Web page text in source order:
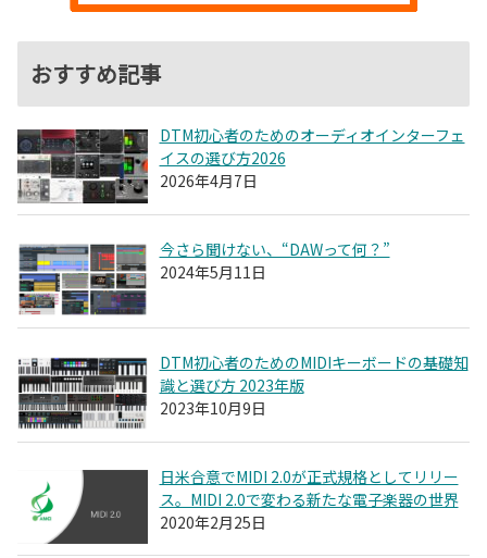
おすすめ記事
DTM初心者のためのオーディオインターフェ
イスの選び方2026
2026年4月7日
今さら聞けない、“DAWって何？”
2024年5月11日
DTM初心者のためのMIDIキーボードの基礎知
識と選び方 2023年版
2023年10月9日
日米合意でMIDI 2.0が正式規格としてリリー
ス。MIDI 2.0で変わる新たな電子楽器の世界
2020年2月25日